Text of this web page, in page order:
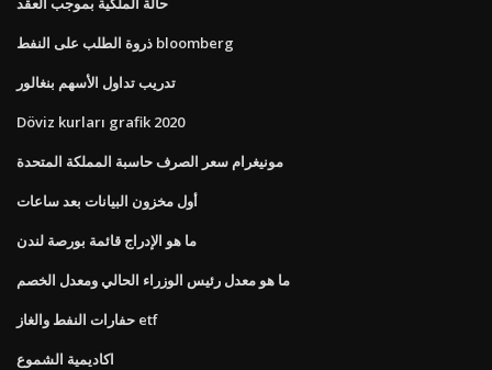
ذروة الطلب على النفط bloomberg
تدريب تداول الأسهم بنغالور
Döviz kurları grafik 2020
مونيغرام سعر الصرف حاسبة المملكة المتحدة
أول مخزون البيانات بعد ساعات
ما هو الإدراج قائمة بورصة لندن
ما هو معدل رئيس الوزراء الحالي ومعدل الخصم
حفارات النفط والغاز etf
اكاديمية الشموع